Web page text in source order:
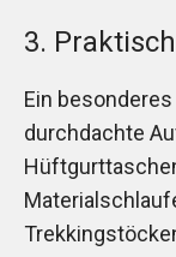
3.
Ein
durchdachte